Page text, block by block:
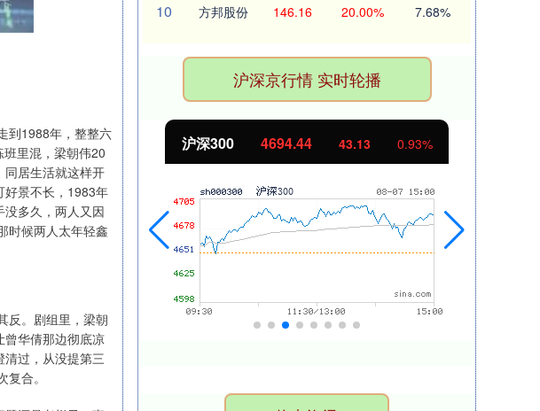
到1988年，整整六
里混，梁朝伟20
同居生活就这样开
好景不长，1983年
多久，两人又因
时候两人太年轻鑫
反。剧组里，梁朝
曾华倩那边彻底凉
过，从没提第三
合。
10 方邦股份 146.16 20.00% 7.68%
沪深京行情 实时轮播
43.13 0.93% 北证50 1134.24 11.37 1.01%